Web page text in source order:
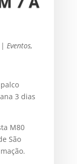
Eventos,
3 dias
M80
São